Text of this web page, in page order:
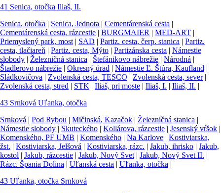
41 Senica, otočka Iliaš, II.
Senica, otočka | Senica, Jednota | Cementárenská cesta |
Cementárenská cesta, rázcestie | BURGMAIER | MED-ART |
Priemyslený park, most | SAD | Partiz. cesta, čerp. stanica | Partiz.
cesta, tlačiareň | Partiz. cesta, Mýto | Partizánska cesta | Námestie
slobody | Železničná stanica | Štefánikovo nábrežie | Národná |
Štadlerovo nábrežie | Okresný úrad | Námestie Ľ. Štúra, Kaufland |
Sládkovičova | Zvolenská cesta, TESCO | Zvolenská cesta, sever|
Zvolenská cesta, stred | STK | Iliaš, pri moste | Iliaš, I. | Iliaš, II. |
43 Srnková Uľanka, otočka
Srnková | Pod Rybou | Mičinská, Kazačok | Železničná stanica |
Námestie slobody | Skuteckého | Kollárova, rázcestie | Jesenský vŕšok |
Komenského, PF UMB | Komenského | Na Karlove | Kostiviarska,
žst. | Kostiviarska, Jelšová | Kostiviarska, rázc. | Jakub, ihrisko | Jakub,
kostol | Jakub, rázcestie | Jakub, Nový Svet | Jakub, Nový Svet II. |
Rázc. Špania Dolina | Uľanská cesta | Uľanka, otočka |
43 Uľanka, otočka Srnková